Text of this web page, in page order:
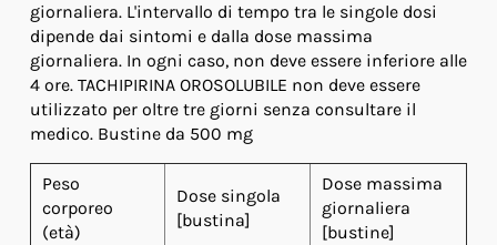
giornaliera. L'intervallo di tempo tra le singole dosi
dipende dai sintomi e dalla dose massima
giornaliera. In ogni caso, non deve essere inferiore alle
4 ore. TACHIPIRINA OROSOLUBILE non deve essere
utilizzato per oltre tre giorni senza consultare il
medico. Bustine da 500 mg
Peso
corporeo
(età)
Dose singola
[bustina]
Dose massima
giornaliera
[bustine]